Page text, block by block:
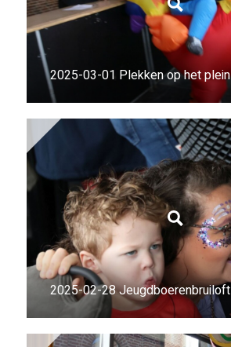
2025-03-01 Plekken op het plein
2025-02-28 Jeugdboerenbruiloft